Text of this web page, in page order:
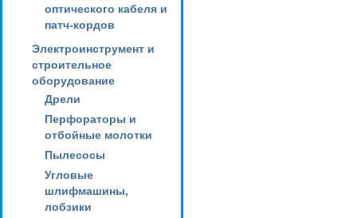
оптического кабеля и
патч-кордов
Электроинструмент и
строительное
оборудование
Дрели
Перфораторы и
отбойные молотки
Пылесосы
Угловые
шлифмашины,
лобзики